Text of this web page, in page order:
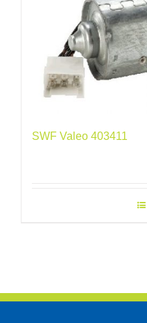
SWF Valeo 403411